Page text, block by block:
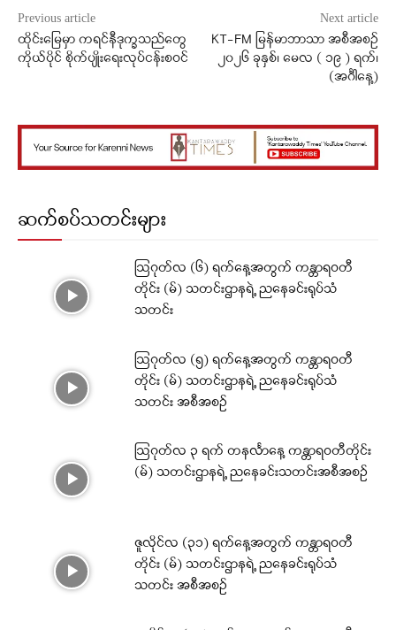
Previous article
ထိုင်းမြေမှာ ကရင်နီဒုက္ခသည်တွေ
ကိုယ်ပိုင် စိုက်ပျိုးရေးလုပ်ငန်းစဝင်
Next article
KT-FM မြန်မာဘာသာ အစီအစဉ်
၂၀၂၆ ခုနှစ်၊ မေလ ( ၁၉ ) ရက်၊
(အင်္ဂါနေ့)
ဆက်စပ်သတင်းများ
ဩဂုတ်လ (၆) ရက်နေ့အတွက် ကန္တာရဝတီ
တိုင်း (မ်) သတင်းဌာနရဲ့ ညနေခင်းရုပ်သံ
သတင်း
ဩဂုတ်လ (၅) ရက်နေ့အတွက် ကန္တာရဝတီ
တိုင်း (မ်) သတင်းဌာနရဲ့ ညနေခင်းရုပ်သံ
သတင်း အစီအစဉ်
ဩဂုတ်လ ၃ ရက် တနင်္လာနေ့ ကန္တာရဝတီတိုင်း
(မ်) သတင်းဌာနရဲ့ ညနေခင်းသတင်းအစီအစဉ်
ဇူလိုင်လ (၃၁) ရက်နေ့အတွက် ကန္တာရဝတီ
တိုင်း (မ်) သတင်းဌာနရဲ့ ညနေခင်းရုပ်သံ
သတင်း အစီအစဉ်